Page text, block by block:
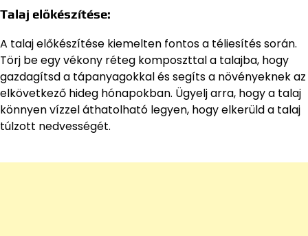
Talaj előkészítése:
A talaj előkészítése kiemelten fontos a téliesítés során.
Törj be egy vékony réteg komposzttal a talajba, hogy
gazdagítsd a tápanyagokkal és segíts a növényeknek az
elkövetkező hideg hónapokban. Ügyelj arra, hogy a talaj
könnyen vízzel áthatolható legyen, hogy elkerüld a talaj
túlzott nedvességét.